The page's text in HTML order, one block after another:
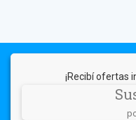
¡Recibí ofertas